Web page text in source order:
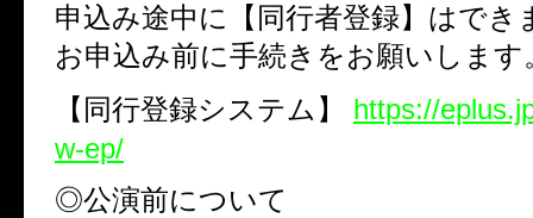
申込み途中に【同行者登録】はでき
お申込み前に手続きをお願いします
【同行登録システム】 https://
w-ep/
◎公演前について